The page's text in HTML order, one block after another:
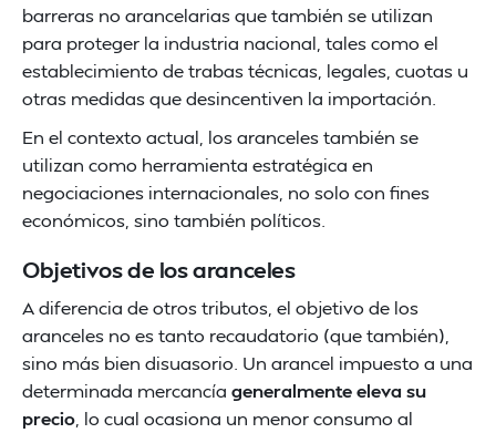
barreras no arancelarias que también se utilizan
para proteger la industria nacional, tales como el
establecimiento de trabas técnicas, legales, cuotas u
otras medidas que desincentiven la importación.
En el contexto actual, los aranceles también se
utilizan como herramienta estratégica en
negociaciones internacionales, no solo con fines
económicos, sino también políticos.
Objetivos de los aranceles
A diferencia de otros tributos, el objetivo de los
aranceles no es tanto recaudatorio (que también),
sino más bien disuasorio. Un arancel impuesto a una
determinada mercancía generalmente eleva su
precio , lo cual ocasiona un menor consumo al